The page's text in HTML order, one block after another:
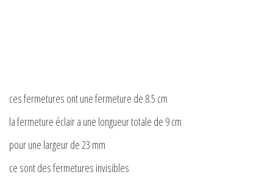
ces fermetures ont une fermeture de 8.5 cm
la fermeture éclair a une longueur totale de 9 cm
pour une largeur de 23 mm
ce sont des fermetures invisibles